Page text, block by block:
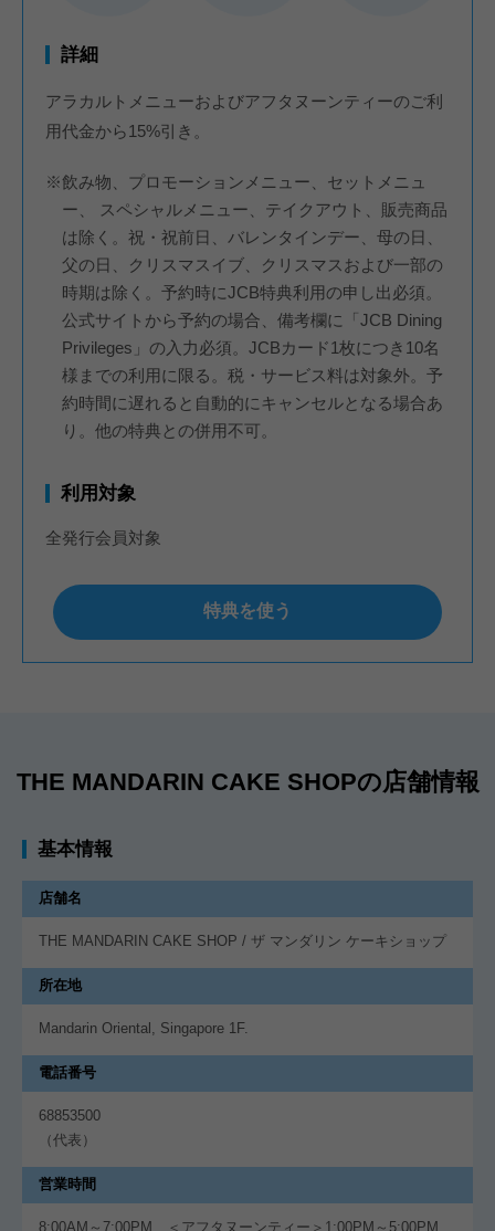
詳細
アラカルトメニューおよびアフタヌーンティーのご利
用代金から15%引き。
※飲み物、プロモーションメニュー、セットメニュ
ー、 スペシャルメニュー、テイクアウト、販売商品
は除く。祝・祝前日、バレンタインデー、母の日、
父の日、クリスマスイブ、クリスマスおよび一部の
時期は除く。予約時にJCB特典利用の申し出必須。
公式サイトから予約の場合、備考欄に「JCB Dining
Privileges」の入力必須。JCBカード1枚につき10名
様までの利用に限る。税・サービス料は対象外。予
約時間に遅れると自動的にキャンセルとなる場合あ
り。他の特典との併用不可。
利用対象
全発行会員対象
特典を使う
THE MANDARIN CAKE SHOPの店舗情報
基本情報
店舗名
THE MANDARIN CAKE SHOP / ザ マンダリン ケーキショップ
所在地
Mandarin Oriental, Singapore 1F.
電話番号
68853500
（代表）
営業時間
8:00AM～7:00PM、＜アフタヌーンティー＞1:00PM～5:00PM